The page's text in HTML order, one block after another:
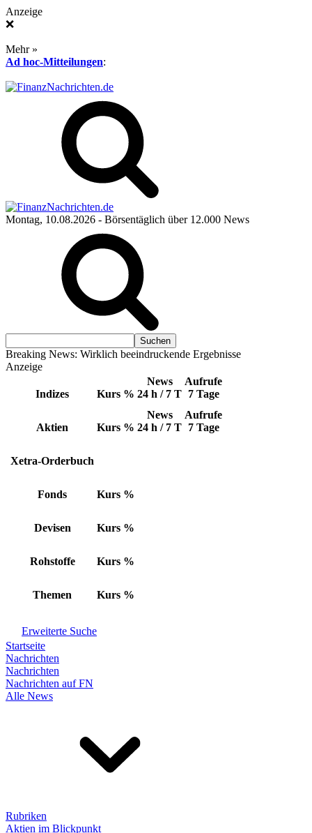
Anzeige
❌
Mehr »
Ad hoc-Mitteilungen:
Montag, 10.08.2026 - Börsentäglich über 12.000 News
Breaking News: Wirklich beeindruckende Ergebnisse
Anzeige
Indizes Kurs %
News
24 h / 7 T
Aufrufe
7 Tage
Aktien Kurs %
News
24 h / 7 T
Aufrufe
7 Tage
Xetra-Orderbuch
Fonds Kurs %
Devisen Kurs %
Rohstoffe Kurs %
Themen Kurs %
Erweiterte Suche
Startseite
Nachrichten
Nachrichten
Nachrichten auf FN
Alle News
Rubriken
Aktien im Blickpunkt